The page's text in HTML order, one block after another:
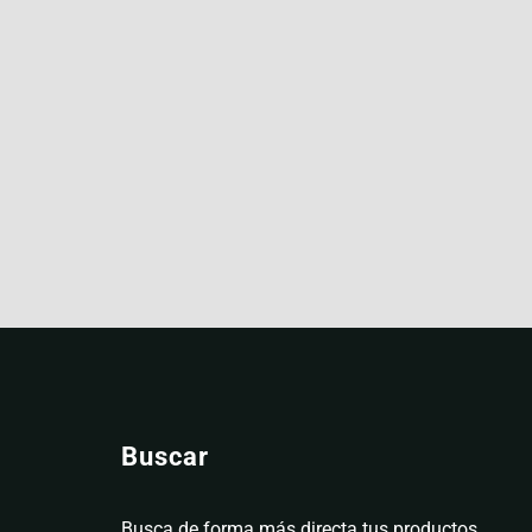
Buscar